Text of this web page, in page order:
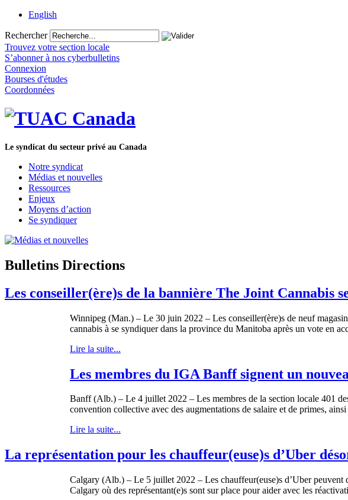
English
Rechercher
Trouvez votre section locale
S’abonner à nos cyberbulletins
Connexion
Bourses d'études
Coordonnées
Le syndicat du secteur privé au Canada
Notre syndicat
Médias et nouvelles
Ressources
Enjeux
Moyens d’action
Se syndiquer
Bulletins Directions
Les conseiller(ère)s de la bannière The Joint Cannabis
Winnipeg (Man.) – Le 30 juin 2022 – Les conseiller(ère)s de neuf
cannabis à se syndiquer dans la province du Manitoba après un vote en
Lire la suite...
Les membres du IGA Banff signent un
Banff (Alb.) – Le 4 juillet 2022 – Les membres de la section locale 401
convention collective avec des augmentations de salaire et de primes,
Lire la suite...
La représentation pour les chauffeur(euse)s d’Uber
Calgary (Alb.) – Le 5 juillet 2022 – Les chauffeur(euse)s d’Uber peuvent
Calgary où des représentant(e)s sont sur place pour aider avec les